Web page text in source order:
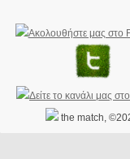
the match,